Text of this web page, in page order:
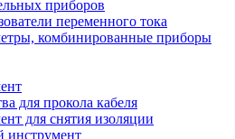
приборов
переменного тока
комбинированные приборы
для прокола кабеля
для снятия изоляции
инструмент